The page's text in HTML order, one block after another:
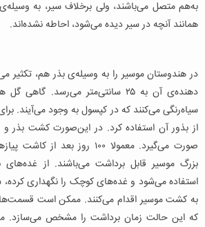
به‌هم متصل می‌باشند، ولی برخلاف سیر، به
همانند آنچه در سیر دیده می‌شود، احاطه نشده‌اند.
در هندوستان موسیر را به وسیله‌ی بذر هم، تکثیر
دهنده‌ی آن به ۲۵ سانتی‌متر می‌رسد.
سیاه‌رنگی می‌کنند که در کپسول به وجود می‌آیند.
از بذور آن استفاده کرد. در این‌صورت کشت بذر
صورت می‌گیرد. معمولا ۱۰۰ روز
بزرگ موسیر قابل برداشت می‌باشند. از
استفاده می‌شود و غده‌های کوچک را نگهداری کرده،
به کشت موسیر اقدام می‌کنند. ممکن است
که این حالت زمان برداشت را مشخص می‌سازد.